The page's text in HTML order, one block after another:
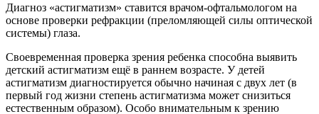
Диагноз «астигматизм» ставится врачом-офтальмологом на
основе проверки рефракции (преломляющей силы оптической
системы) глаза.
Своевременная проверка зрения ребенка способна выявить
детский астигматизм ещё в раннем возрасте. У детей
астигматизм диагностируется обычно начиная с двух лет (в
первый год жизни степень астигматизма может снизиться
естественным образом). Особо внимательным к зрению